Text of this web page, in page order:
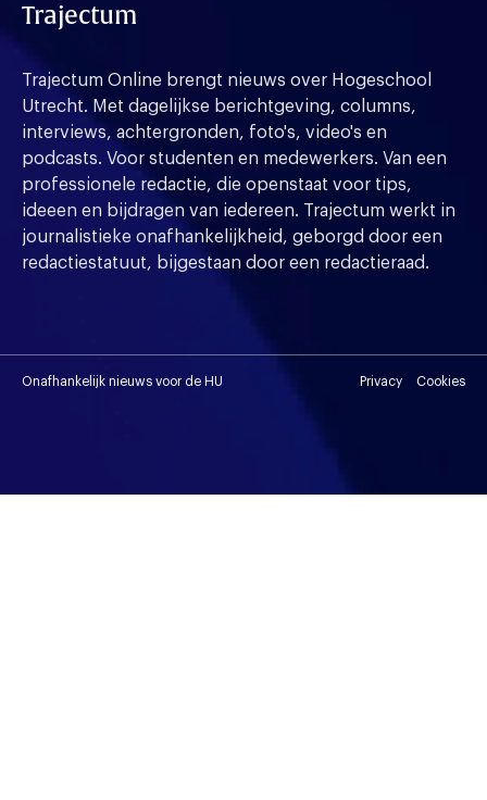
Trajectum
Trajectum Online brengt nieuws over Hogeschool
Utrecht. Met dagelijkse berichtgeving, columns,
interviews, achtergronden, foto's, video's en
podcasts. Voor studenten en medewerkers. Van een
professionele redactie, die openstaat voor tips,
ideeen en bijdragen van iedereen. Trajectum werkt in
journalistieke onafhankelijkheid, geborgd door een
redactiestatuut, bijgestaan door een redactieraad.
Onafhankelijk nieuws voor de HU Privacy Cookies